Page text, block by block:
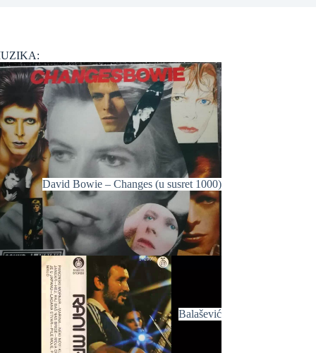
David Bowie – Changes (u susret 1000)
Balašević